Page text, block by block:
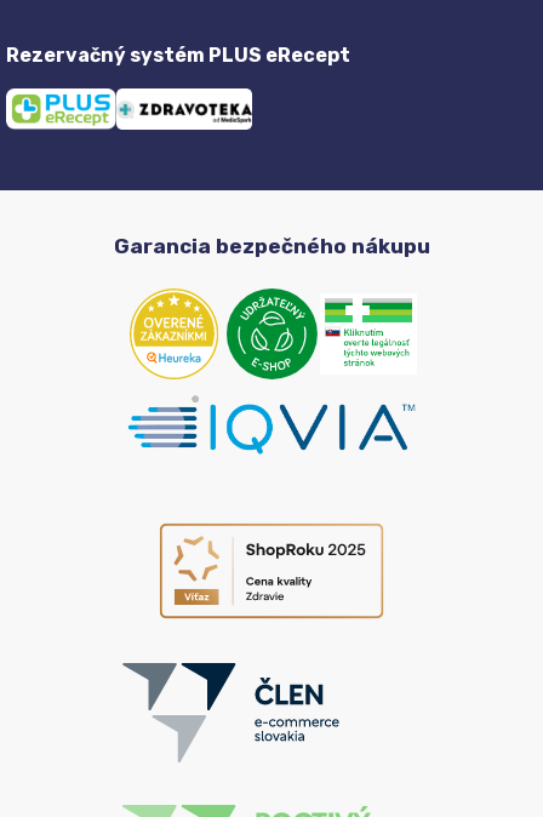
Rezervačný systém PLUS eRecept
Garancia bezpečného nákupu